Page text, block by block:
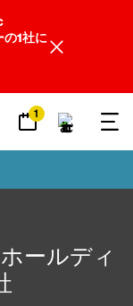
1社に
1
ールディ